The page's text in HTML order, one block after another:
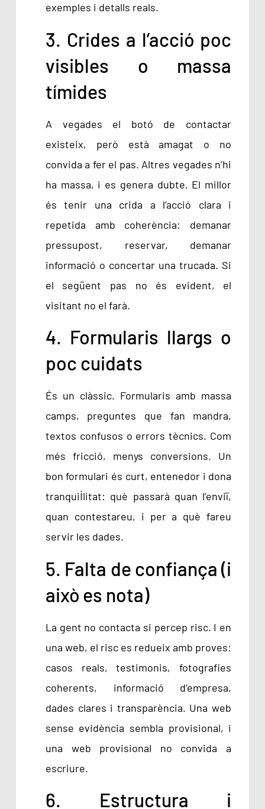
exemples i detalls reals.
3. Crides a l’acció poc
visibles o massa
tímides
A vegades el botó de contactar
existeix, però està amagat o no
convida a fer el pas. Altres vegades n’hi
ha massa, i es genera dubte. El millor
és tenir una crida a l’acció clara i
repetida amb coherència: demanar
pressupost, reservar, demanar
informació o concertar una trucada. Si
el següent pas no és evident, el
visitant no el farà.
4. Formularis llargs o
poc cuidats
És un clàssic. Formularis amb massa
camps, preguntes que fan mandra,
textos confusos o errors tècnics. Com
més fricció, menys conversions. Un
bon formulari és curt, entenedor i dona
tranquil·litat: què passarà quan l’enviï,
quan contestareu, i per a què fareu
servir les dades.
5. Falta de confiança (i
això es nota)
La gent no contacta si percep risc. I en
una web, el risc es redueix amb proves:
casos reals, testimonis, fotografies
coherents, informació d’empresa,
dades clares i transparència. Una web
sense evidència sembla provisional, i
una web provisional no convida a
escriure.
6. Estructura i